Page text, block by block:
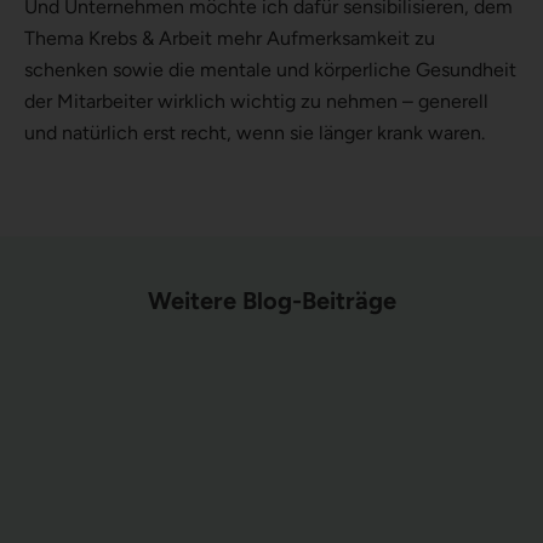
Und Unternehmen möchte ich dafür sensibilisieren, dem
Thema Krebs & Arbeit mehr Aufmerksamkeit zu
schenken sowie die mentale und körperliche Gesundheit
der Mitarbeiter wirklich wichtig zu nehmen – generell
und natürlich erst recht, wenn sie länger krank waren.
Weitere Blog-Beiträge